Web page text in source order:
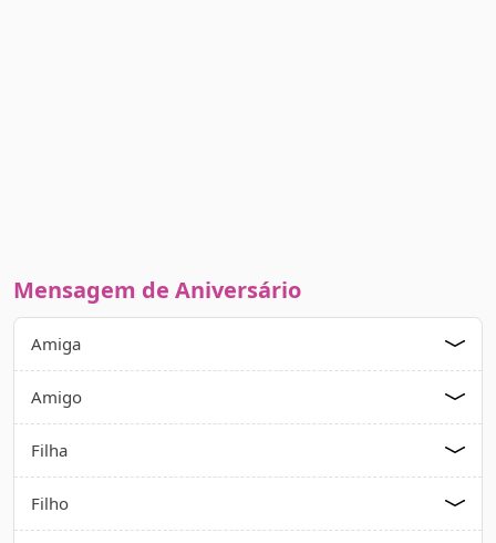
Mensagem de Aniversário
Amiga
Amigo
Filha
Filho